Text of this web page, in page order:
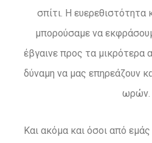
σπίτι. Η ευερεθιστότητα
μπορούσαμε να
έβγαινε προς τα μικρότερα
δύναμη να μας επηρεάζουν
ωρών.
Και ακόμα και όσοι από